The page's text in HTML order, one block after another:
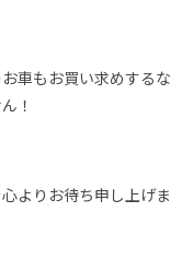
車もお買い求めする
！
よりお待ち申し上げま